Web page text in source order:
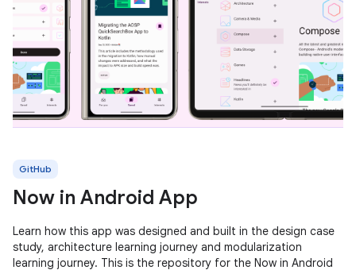
GitHub
Now in Android App
Learn how this app was designed and built in the design case
study, architecture learning journey and modularization
learning journey. This is the repository for the Now in Android